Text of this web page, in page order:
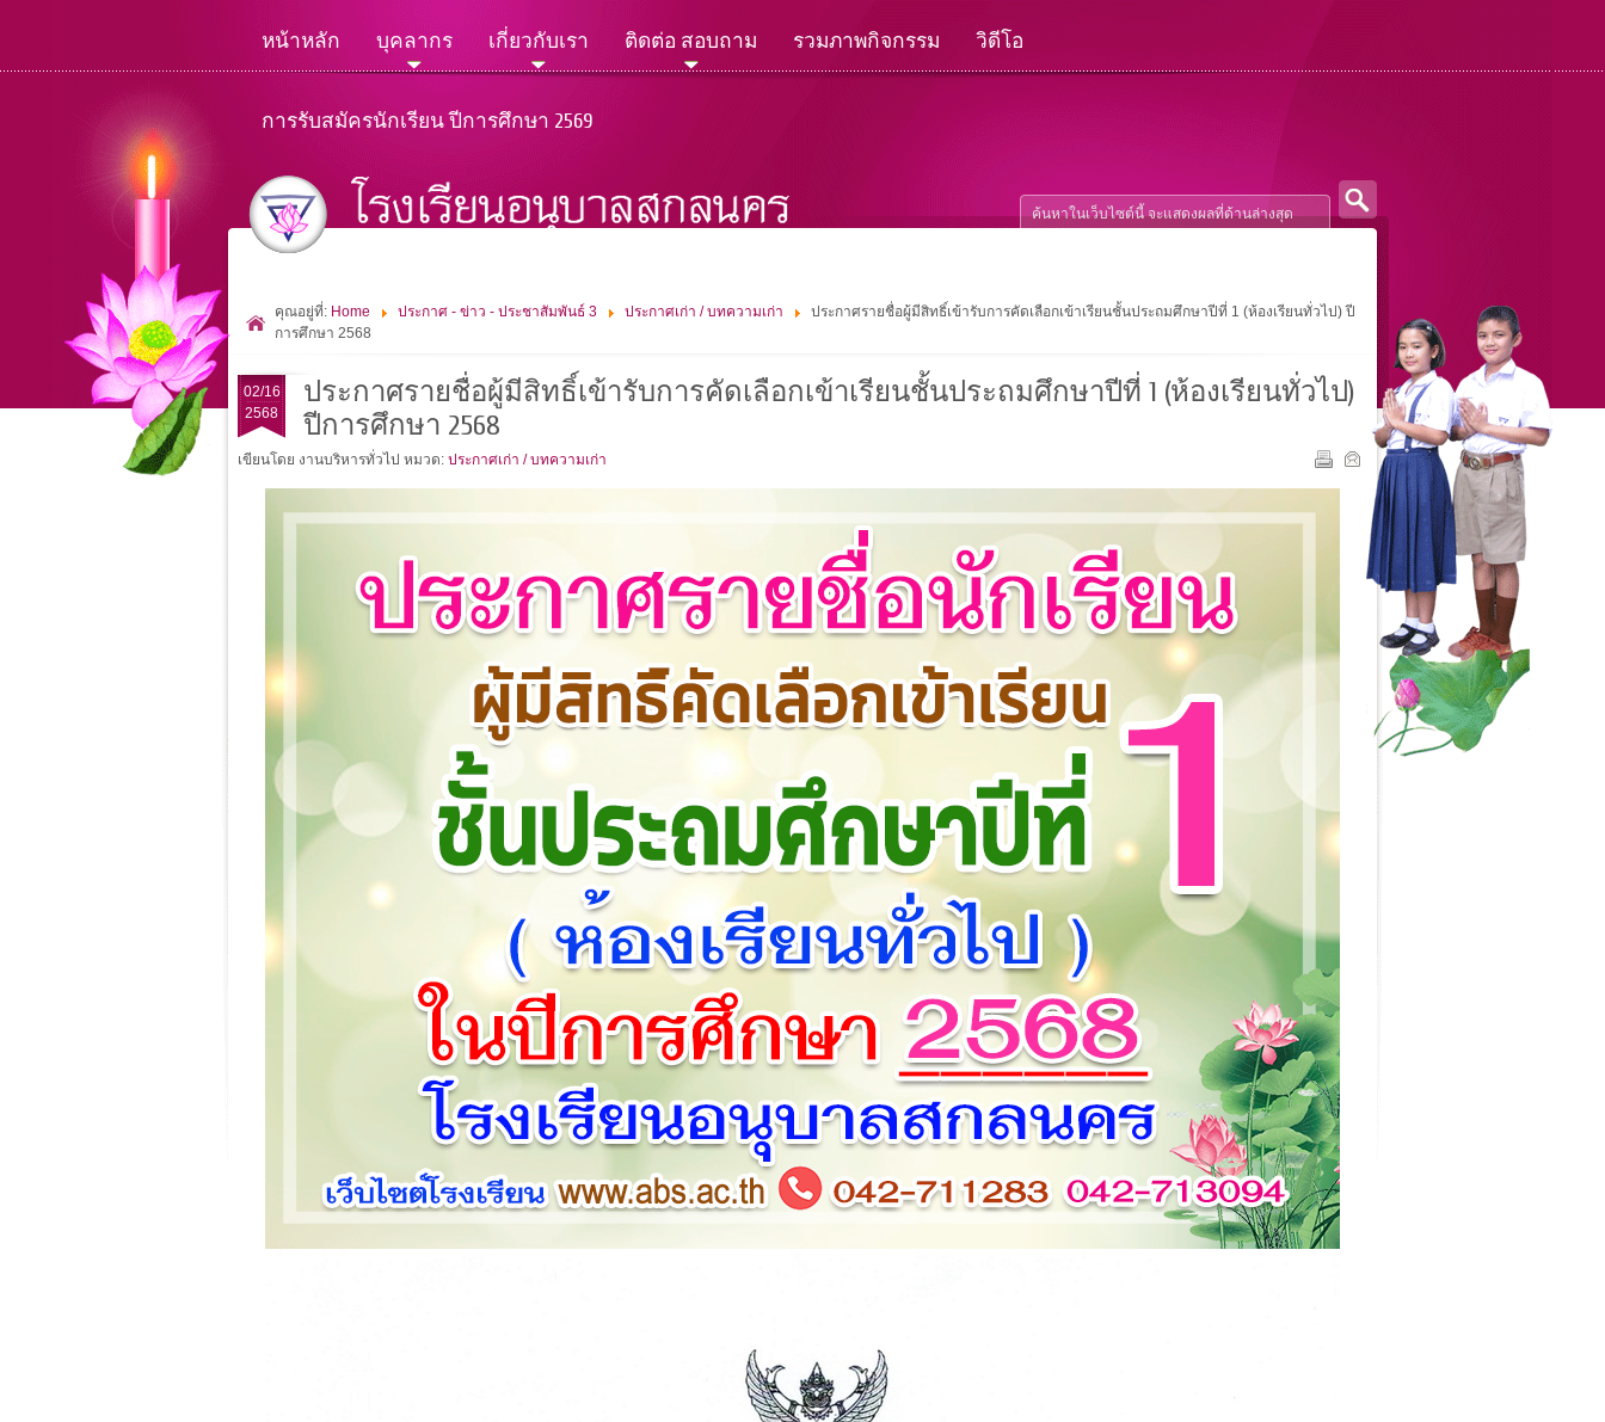
หน้าหลัก บุคลากร เกี่ยวกับเรา ติดต่อ สอบถาม รวมภาพกิจกรรม วิดีโอ
การรับสมัครนักเรียน ปีการศึกษา 2569
คุณอยู่ที่: Home ประกาศ - ข่าว - ประชาสัมพันธ์ 3 ประกาศเก่า / บทความเก่า
ประกาศรายชื่อผู้มีสิทธิ์เข้ารับการคัดเลือกเข้าเรียนชั้นประถมศึกษาปีที่ 1 (ห้องเรียนทั่วไป) ปี
การศึกษา 2568
02/16
2568
ประกาศรายชื่อผู้มีสิทธิ์เข้ารับการคัดเลือกเข้าเรียนชั้นประถมศึกษาปีที่ 1 (ห้องเรียนทั่วไป)
ปีการศึกษา 2568
เขียนโดย งานบริหารทั่วไป หมวด: ประกาศเก่า / บทความเก่า